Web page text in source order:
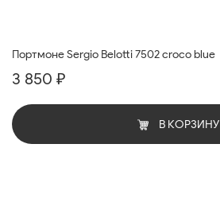
Портмоне Sergio Belotti 7502 croco blue
3 850 ₽
В КОРЗИНУ